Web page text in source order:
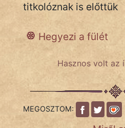
IRODALOM
PSZICHO
titkolóznak is előttük
Hegyezi a fülét
Hasznos volt az
MEGOSZTOM: